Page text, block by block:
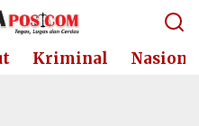
Kriminal